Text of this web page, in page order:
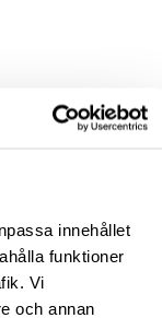
innehållet
funktioner
Vi
och annan
online